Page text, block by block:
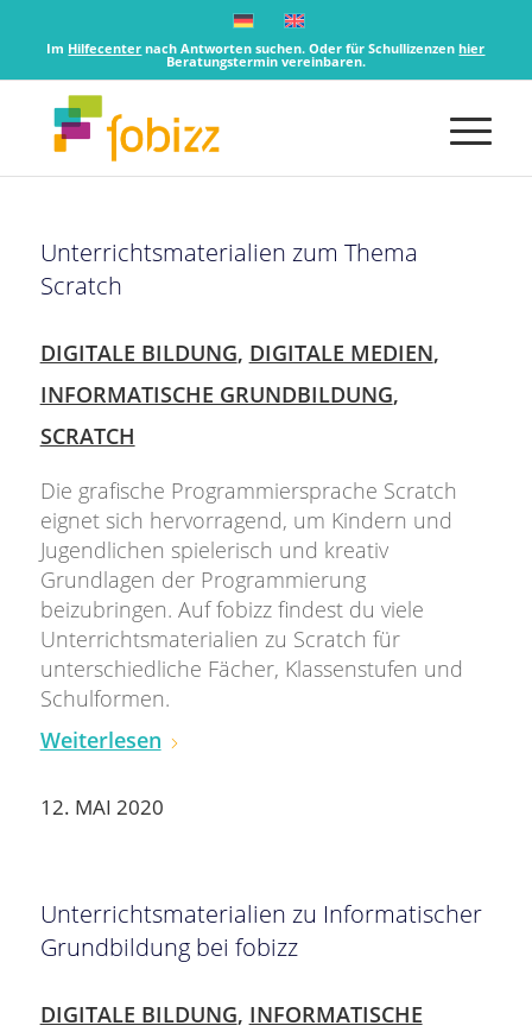
Im Hilfecenter nach Antworten suchen. Oder für Schullizenzenhier
Beratungstermin vereinbaren.
Unterrichtsmaterialien zum Thema
Scratch
DIGITALE BILDUNG, DIGITALE MEDIEN,
INFORMATISCHE GRUNDBILDUNG,
SCRATCH
Die grafische Programmiersprache Scratch
eignet sich hervorragend, um Kindern und
Jugendlichen spielerisch und kreativ
Grundlagen der Programmierung
beizubringen. Auf fobizz findest du viele
Unterrichtsmaterialien zu Scratch für
unterschiedliche Fächer, Klassenstufen und
Schulformen.
Weiterlesen
12. MAI 2020
Unterrichtsmaterialien zu Informatischer
Grundbildung bei fobizz
DIGITALE BILDUNG, INFORMATISCHE